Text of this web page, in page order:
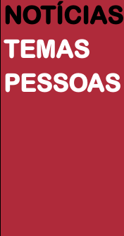
NOTÍCIAS
TEMAS
PESSOAS